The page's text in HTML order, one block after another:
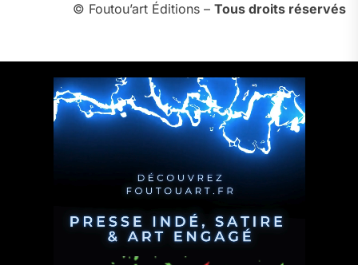
© Foutou’art Éditions – Tous droits réservés